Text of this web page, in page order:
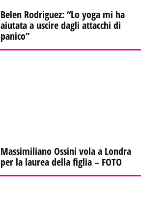
Belen Rodriguez: “Lo yoga mi ha
aiutata a uscire dagli attacchi di
panico”
Massimiliano Ossini vola a Londra
per la laurea della figlia – FOTO